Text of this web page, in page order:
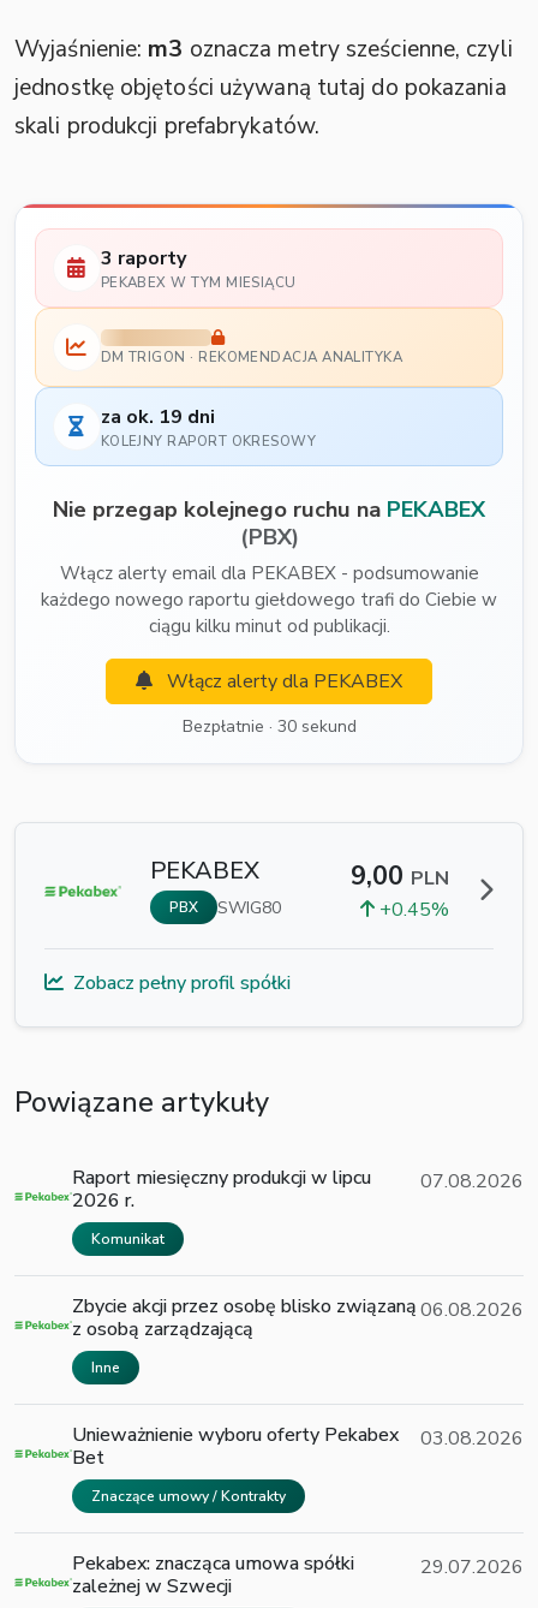
Wyjaśnienie: m3 oznacza metry sześcienne, czyli
jednostkę objętości używaną tutaj do pokazania
skali produkcji prefabrykatów.
3 raporty
PEKABEX W TYM MIESIĄCU
DM TRIGON · REKOMENDACJA ANALITYKA
za ok. 19 dni
KOLEJNY RAPORT OKRESOWY
Nie przegap kolejnego ruchu na PEKABEX
(PBX)
Włącz alerty email dla PEKABEX - podsumowanie
każdego nowego raportu giełdowego trafi do Ciebie w
ciągu kilku minut od publikacji.
Włącz alerty dla PEKABEX
Bezpłatnie · 30 sekund
PEKABEX
PBX SWIG80
9,00 PLN
+0.45%
Zobacz pełny profil spółki
Powiązane artykuły
Raport miesięczny produkcji w lipcu
2026 r.
Komunikat
07.08.2026
Zbycie akcji przez osobę blisko związaną
z osobą zarządzającą
Inne
06.08.2026
Unieważnienie wyboru oferty Pekabex
Bet
Znaczące umowy / Kontrakty
03.08.2026
Pekabex: znacząca umowa spółki
zależnej w Szwecji
29.07.2026